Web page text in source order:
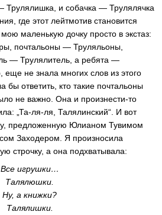
и собачка — Трулялячка
где этот лейтмотив становится
маленькую дочку просто в экстаз:
почтальоны — Труляльоны,
— Трулялитель, а ребята —
еще не знала многих слов из этого
бы ответить, кто такие почтальоны
не важно. Она и произнести-то
„ Та-ля-ля , Талялинский“. И вот
предложенную Юлианом Тувимом
Заходером. Я произносила
строчку, а она подхватывала:
Все игрушки…
Талялюшки.
Ну, а книжки?
Талялишки.